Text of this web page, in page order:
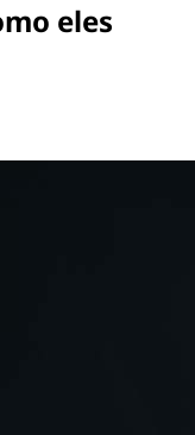
eles